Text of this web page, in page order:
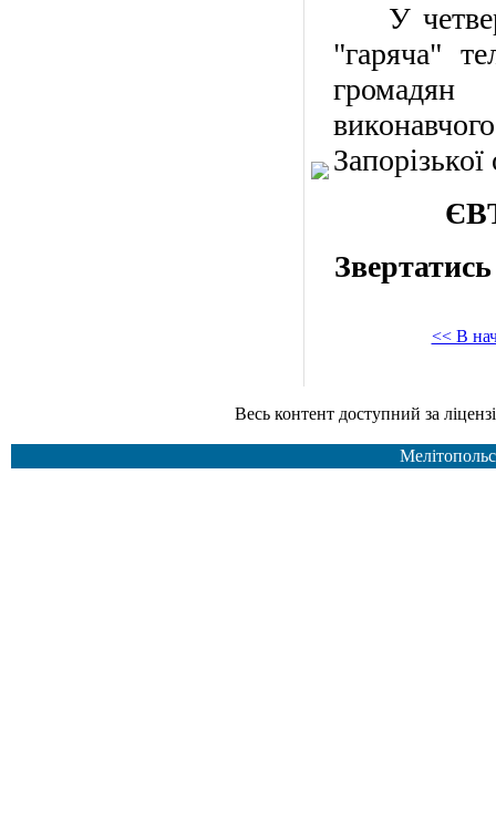
У
"гаряча"
Запорізької
<< В
Весь контент доступний за ліцензією Creative